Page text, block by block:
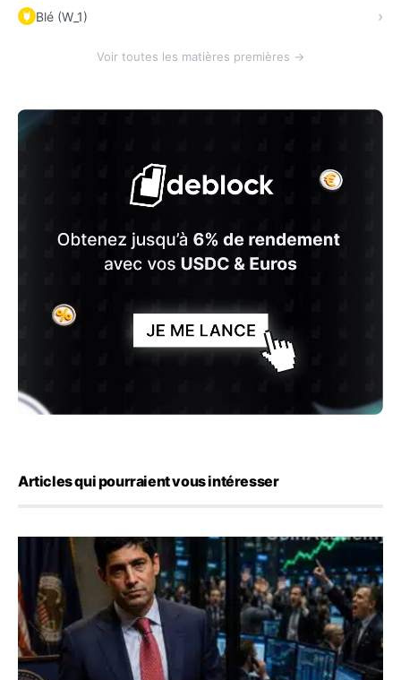
Blé (W_1)
Voir toutes les matières premières →
Articles qui pourraient vous intéresser
Emploi américain : 23 000 postes détruits en juillet, les